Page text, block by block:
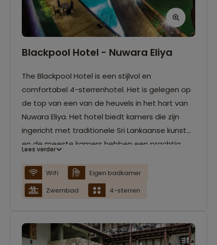
Blackpool Hotel - Nuwara Eliya
The Blackpool Hotel is een stijlvol en
comfortabel 4-sterrenhotel. Het is gelegen op
de top van een van de heuvels in het hart van
Nuwara Eliya. Het hotel biedt kamers die zijn
ingericht met traditionele Sri Lankaanse kunst
en de meeste kamers hebben een prachtig
Daarnaast biedt het hotel voorzieningen zoals
wifi, een buitenzwembad en een
wellnesscentrum. Dankzij de gunstige ligging
bezienswaardigheden, zoals het Victoria Park.
Lees verder
Wifi
Eigen badkamer
Zwembad
4-sterren